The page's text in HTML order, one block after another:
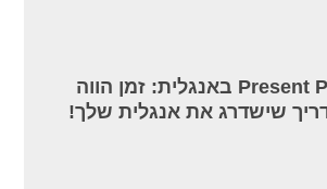
מה זה Present Perfect באנגלית: זמן הווה
שישדרג את אנגלית שלך!